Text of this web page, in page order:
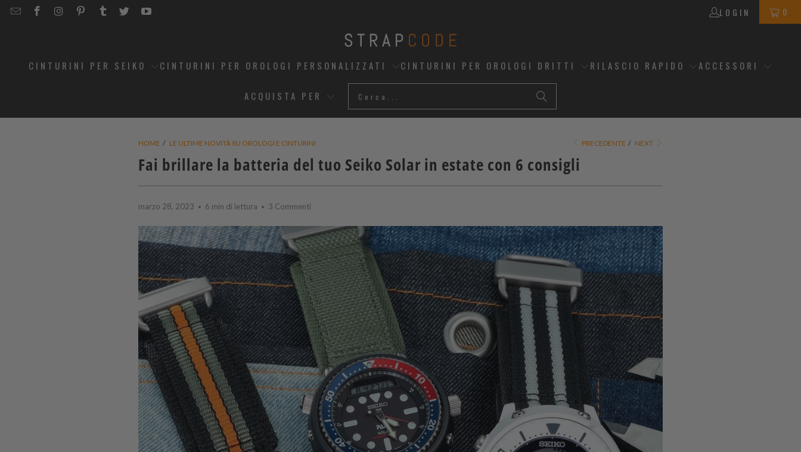
EMAILSTRAPCODE
STRAPCODE
STRAPCODE
STRAPCODE
STRAPCODE
STRAPCODE
LOGIN 0
CINTURINI PER SEIKO CINTURINI PER OROLOGI PERSONALIZZATI CINTURINI PER OROLOGI DRITTI RILASCIO RAPIDO ACCESSORI
ACQUISTA PER
HOME / LE ULTIME NOVITÀ SU OROLOGI E CINTURINI PRECEDENTE / NEXT
Fai brillare la batteria del tuo Seiko Solar in estate con 6 consigli
marzo 28, 2023 6 min di lettura 3 Commenti